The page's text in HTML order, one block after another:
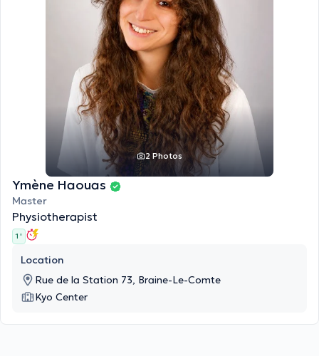
2 Photos
Ymène Haouas
Master
Physiotherapist
1 '
Location
Rue de la Station 73, Braine-Le-Comte
Kyo Center